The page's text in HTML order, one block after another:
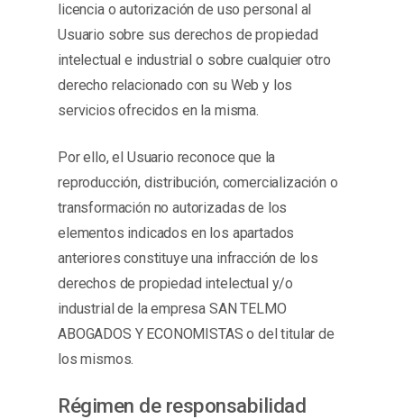
licencia o autorización de uso personal al
Usuario sobre sus derechos de propiedad
intelectual e industrial o sobre cualquier otro
derecho relacionado con su Web y los
servicios ofrecidos en la misma.
Por ello, el Usuario reconoce que la
reproducción, distribución, comercialización o
transformación no autorizadas de los
elementos indicados en los apartados
anteriores constituye una infracción de los
derechos de propiedad intelectual y/o
industrial de la empresa SAN TELMO
ABOGADOS Y ECONOMISTAS o del titular de
los mismos.
Régimen de responsabilidad